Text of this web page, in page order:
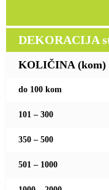
DEKORACIJA
KOLIČINA (kom)
do 100 kom
101 – 300
350 – 500
501 – 1000